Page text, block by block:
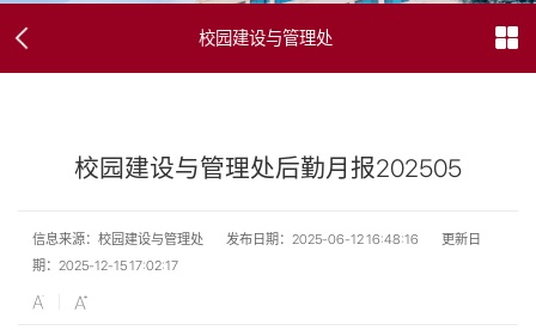
校园建设与管理处
校园建设与管理处后勤月报202505
信息来源：校园建设与管理处 发布日期：2025-06-12 16:48:16
更新日
期：2025-12-15 17:02:17